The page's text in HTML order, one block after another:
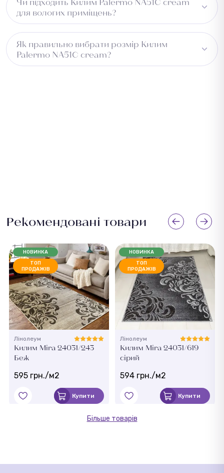
вологості приміщення.
для вологих приміщень?
Як правильно вибрати розмір Килим
Palermo NA51C cream?
Рекомендовані товари
НОВИНКА
ТОП
ПРОДАЖІВ
Лінолеум
Килим Mira 24031/243
Беж
595 грн./м2
Купити
НОВИНКА
ТОП
ПРОДАЖІВ
Лінолеум
Килим Mira 24031/619
сірий
594 грн./м2
Купити
Більше товарів